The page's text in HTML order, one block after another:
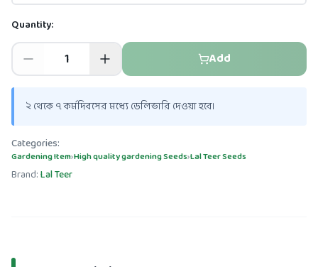
Quantity:
Add
২ থেকে ৭ কর্মদিবসের মধ্যে ডেলিভারি দেওয়া হবে।
Categories:
Gardening Item›High quality gardening Seeds›Lal Teer Seeds
Brand:Lal Teer